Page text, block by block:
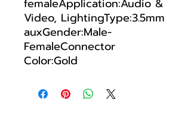
femaleApplication:Audio &
Video, LightingType:3.5mm
auxGender:Male-
FemaleConnector
Color:Gold